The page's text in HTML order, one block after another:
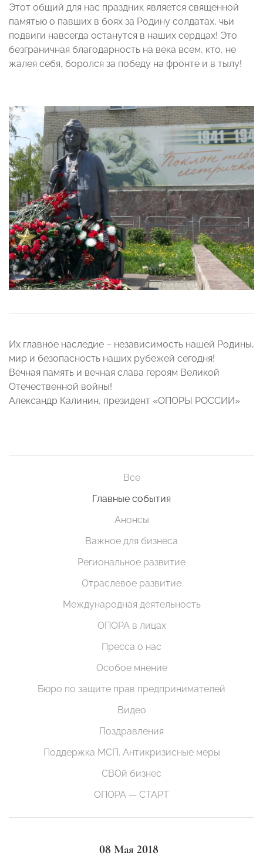
Этот общий для нас праздник является священной
памятью о павших в боях за Родину солдатах, чьи
подвиги навсегда останутся в наших сердцах! Это
безграничная благодарность на века всем, кто, не
жалея себя, боролся за победу на фронте и в тылу!
Их главное наследие – независимость нашей Родины,
мир и безопасность наших рубежей сегодня!
Вечная память и вечная слава героям Великой
Отечественной войны!
Александр Калинин, президент «ОПОРЫ РОССИИ»
Все
Главные события
Анонсы
Важное для бизнеса
Региональное развитие
Отраслевое развитие
Международная деятельность
ОПОРА в лицах
Пресса о нас
Особое мнение
Бюро по защите прав предпринимателей
Видео
Поздравления
Поддержка МСП. Антикризисные меры
СВОй бизнес
ОПОРА — СТАРТ
08 Мая 2018